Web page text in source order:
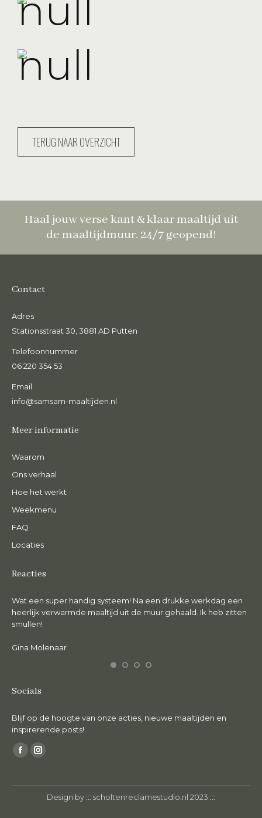
TERUG NAAR OVERZICHT
Haal jouw verse kant & klaar maaltijd uit
de maaltijdmuur. 24/7 geopend!
Contact
Adres
Stationsstraat 30, 3881 AD Putten
Telefoonnummer
06 220 354 53
Email
info@samsam-maaltijden.nl
Meer informatie
Waarom
Ons verhaal
Hoe het werkt
Weekmenu
FAQ
Locaties
Reacties
Wat een super handig systeem! Na een drukke werkdag een
heerlijk verwarmde maaltijd uit de muur gehaald. Ik heb zitten
smullen!
Gina Molenaar
Socials
Blijf op de hoogte van onze acties, nieuwe maaltijden en
inspirerende posts!
Vind ons op:
FacebookInstagram
Design by ::: scholtenreclamestudio.nl 2023 :::